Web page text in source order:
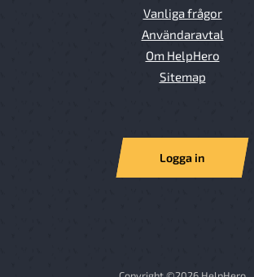
Vanliga frågor
Användaravtal
Om HelpHero
Sitemap
Logga in